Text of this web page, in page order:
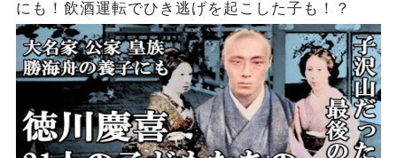
にも！飲酒運転でひき逃げを起こした子も！？